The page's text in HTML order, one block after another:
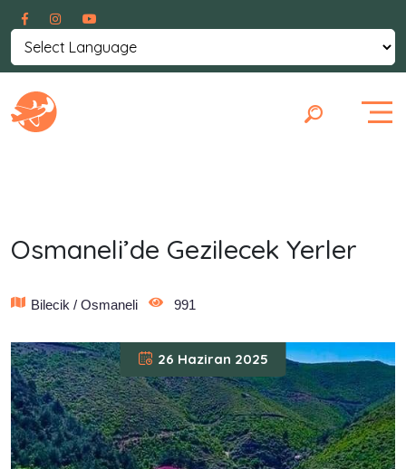
Osmaneli’de Gezilecek Yerler
Bilecik / Osmaneli 991
26 Haziran 2025